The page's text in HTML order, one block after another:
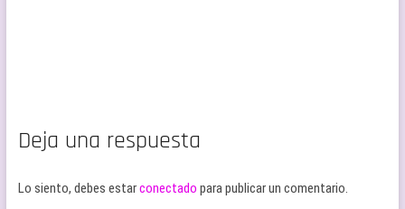
Deja una respuesta
Lo siento, debes estarconectado para publicar un comentario.